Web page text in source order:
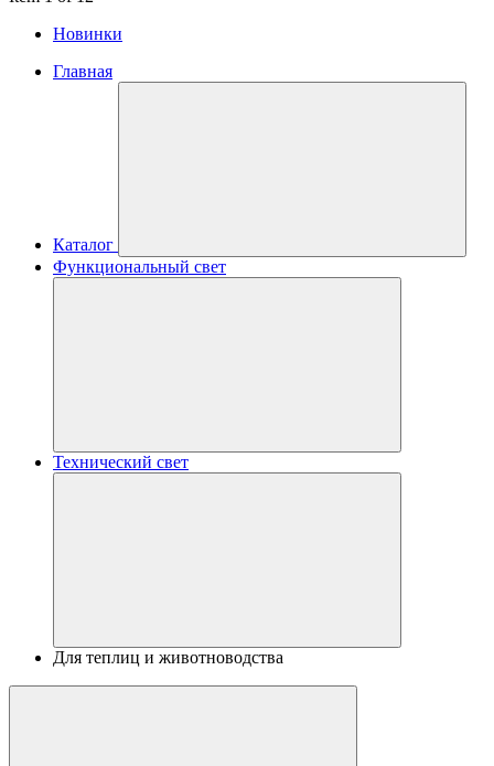
Новинки
Главная
Каталог
Функциональный свет
Технический свет
Для теплиц и животноводства